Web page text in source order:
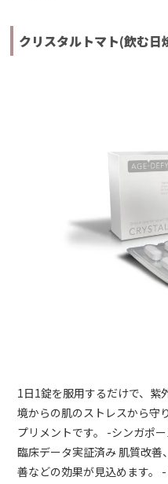
クリスタルトマト(飲む日
1日1錠を服用するだけで、紫
境からの肌のストレスから守
プリメントです。 -シンガポ
臨床データ実証済み 肌質改
善などの効果が見込めます。